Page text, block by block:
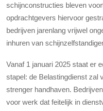
schijnconstructies bleven
opdrachtgevers hiervoor
bedrijven jarenlang vrijwel
inhuren van
Vanaf 1 januari 2025 staat er
stapel: de Belastingdienst zal
strenger handhaven.
voor werk dat feitelijk in